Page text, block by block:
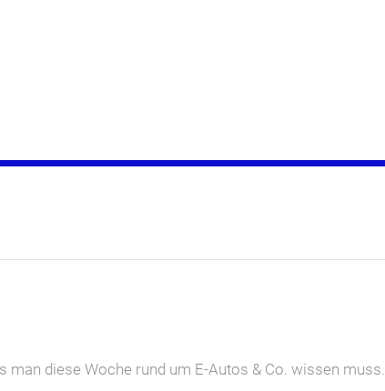
man diese Woche rund um E-Autos & Co. wissen muss.